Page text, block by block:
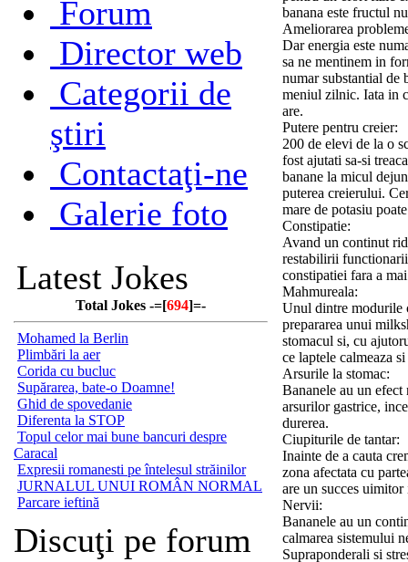
Forum
Director web
Categorii de
ştiri
Contactaţi-ne
Galerie foto
Latest Jokes
Total Jokes -=[694]=-
Mohamed la Berlin
Plimbări la aer
Corida cu bucluc
Supărarea, bate-o Doamne!
Ghid de spovedanie
Diferenta la STOP
Topul celor mai bune bancuri despre
Caracal
Expresii romanesti pe întelesul străinilor
JURNALUL UNUI ROMÂN NORMAL
Parcare ieftină
Discuţi pe forum
banana este fructul
Ameliorarea
Dar energia este
sa ne mentinem in
numar substantial de
meniul zilnic. Iata in
are.
Putere pentru creier:
200 de elevi de la o
fost ajutati sa-si
banane la micul
puterea creierului.
mare de potasiu
Constipatie:
Avand un continut
restabilirii
constipatiei fara a
Mahmureala:
Unul dintre modurile
prepararea unui
stomacul si, cu
ce laptele calmeaza
Arsurile la stomac:
Bananele au un
arsurilor gastrice,
durerea.
Ciupiturile de tantar:
Inainte de a cauta
zona afectata cu
are un succes
Nervii:
Bananele au un
calmarea sistemului
Supraponderali si